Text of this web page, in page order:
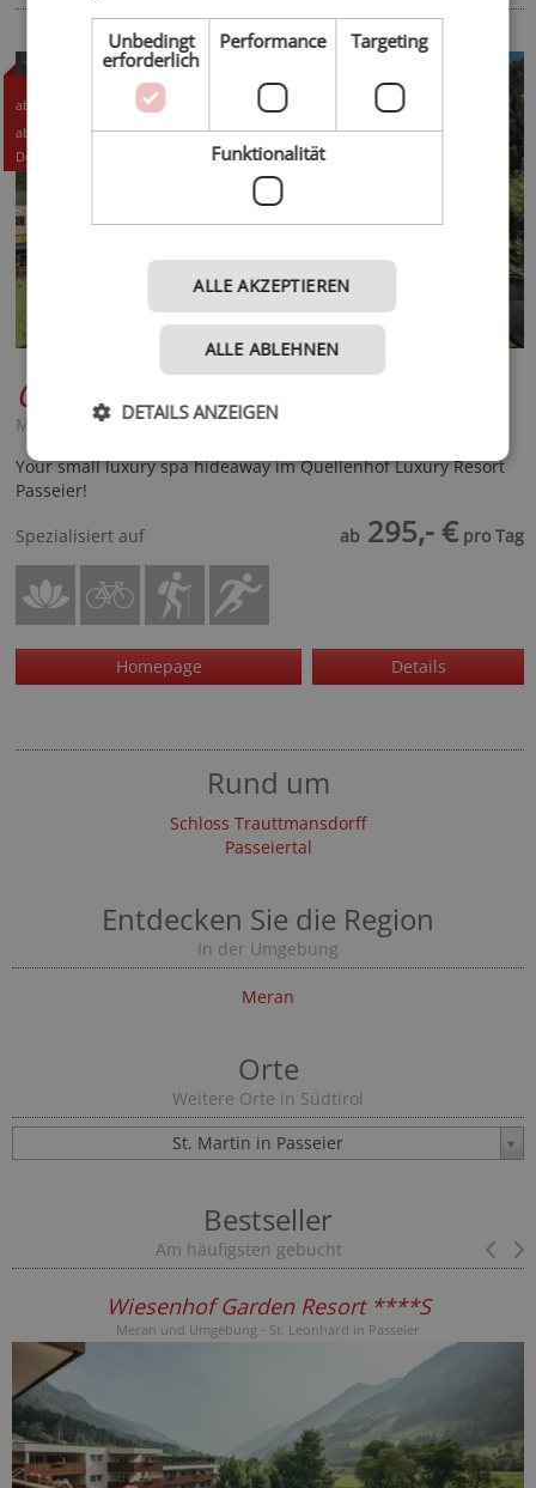
ab 275,50 CHF
ab 295,- EUR
Details +
Quellenhof See Lodge
Meran und Umgebung - St. Martin in Passeier
Your small luxury spa hideaway im Quellenhof Luxury Resort
Passeier!
Spezialisiert auf
ab 295,- € pro Tag
Homepage Details
Rund um
Schloss Trauttmansdorff
Passeiertal
Entdecken Sie die Region
In der Umgebung
Meran
Orte
Weitere Orte in Südtirol
St. Martin in Passeier
Bestseller
Am häufigsten gebucht
Hotel Bella Vista
Vinschgau - Stilfs
Unbedingt
erforderlich
Performance Targeting
Funktionalität
ALLE AKZEPTIEREN
ALLE ABLEHNEN
DETAILS ANZEIGEN